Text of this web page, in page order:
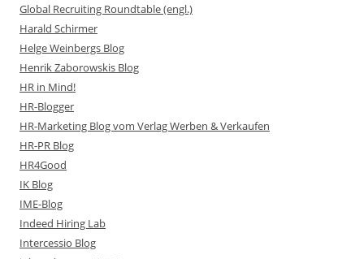
Global Recruiting Roundtable (engl.)
Harald Schirmer
Helge Weinbergs Blog
Henrik Zaborowskis Blog
HR in Mind!
HR-Blogger
HR-Marketing Blog vom Verlag Werben & Verkaufen
HR-PR Blog
HR4Good
IK Blog
IME-Blog
Indeed Hiring Lab
Intercessio Blog